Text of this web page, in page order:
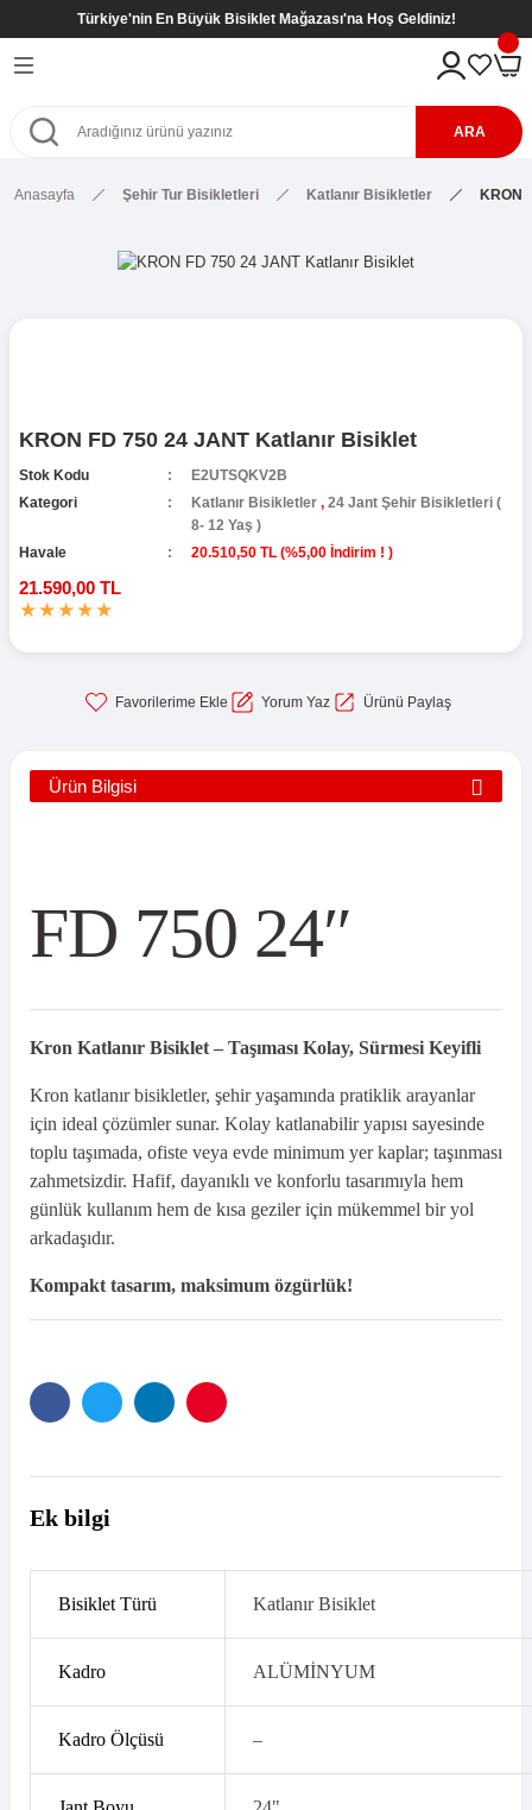
Türkiye'nin En Büyük Bisiklet Mağazası'na Hoş Geldiniz!
Geri Dön
( 6- 9 Yaş )
Geri Dön
Geri Dön
Geri Dön
ARA
Anasayfa Şehir Tur Bisikletleri Katlanır Bisikletler KRON
KRON FD 750 24 JANT Katlanır Bisiklet
Stok Kodu
E2UTSQKV2B
Kategori
Katlanır Bisikletler , 24 Jant Şehir Bisikletleri (
8- 12 Yaş )
Havale
20.510,50 TL (%5,00 İndirim ! )
21.590,00 TL
Yorum Yaz Ürünü Paylaş
Ürün Bilgisi
FD 750 24″
Kron Katlanır Bisiklet – Taşıması Kolay, Sürmesi Keyifli
Kron katlanır bisikletler, şehir yaşamında pratiklik arayanlar
için ideal çözümler sunar. Kolay katlanabilir yapısı sayesinde
toplu taşımada, ofiste veya evde minimum yer kaplar; taşınması
zahmetsizdir. Hafif, dayanıklı ve konforlu tasarımıyla hem
günlük kullanım hem de kısa geziler için mükemmel bir yol
arkadaşıdır.
Kompakt tasarım, maksimum özgürlük!
FacebookTwitter LinkedınPinterest'in
Ek bilgi
Bisiklet Türü Katlanır Bisiklet
Kadro ALÜMİNYUM
Kadro Ölçüsü –